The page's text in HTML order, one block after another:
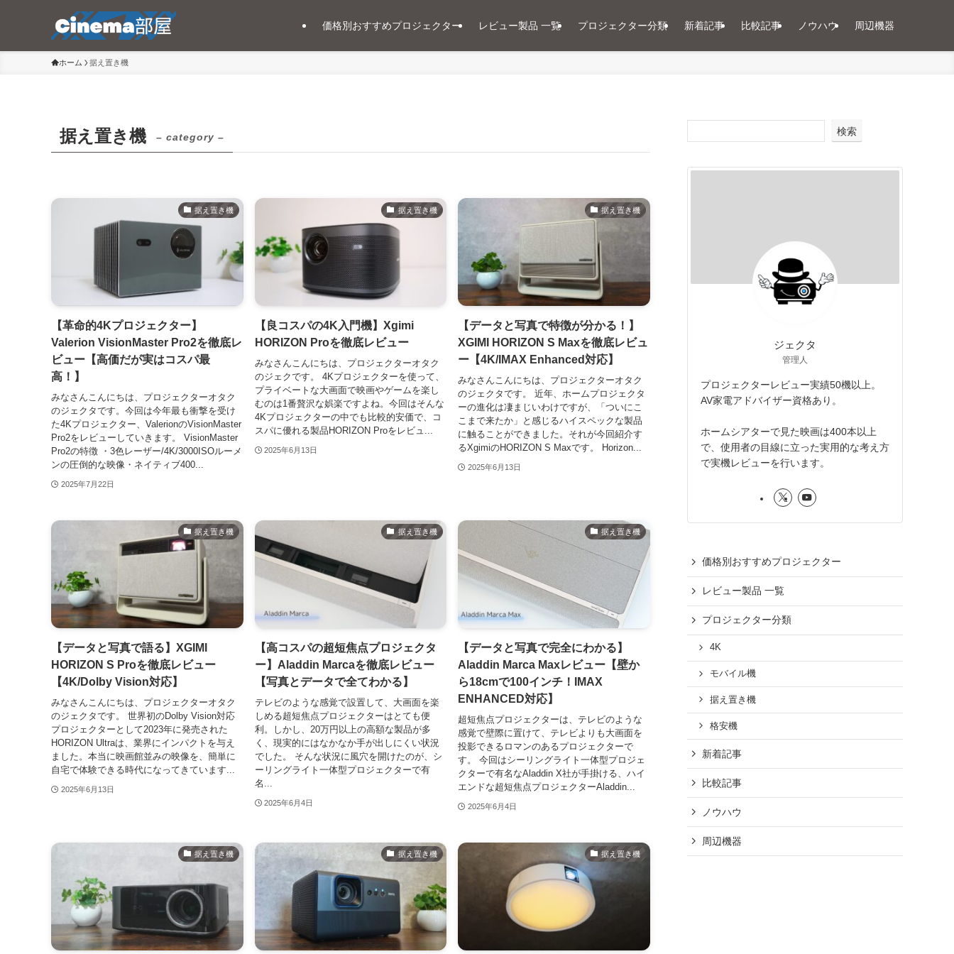
価格別おすすめプロジェクター レビュー製品 一覧 プロジェクター分類 新着記事 比較記事 ノウハウ 周辺機器
ホーム 据え置き機
据え置き機 – category –
据え置き機
【革命的4Kプロジェクター】
Valerion VisionMaster Pro2を徹底レ
ビュー【高価だが実はコスパ最
高！】
みなさんこんにちは、プロジェクターオタク
のジェクタです。今回は今年最も衝撃を受け
た4Kプロジェクター、ValerionのVisionMaster
Pro2をレビューしていきます。 VisionMaster
Pro2の特徴 ・3色レーザー/4K/3000ISOルーメ
ンの圧倒的な映像・ネイティブ400...
2025年7月22日
据え置き機
【良コスパの4K入門機】Xgimi
HORIZON Proを徹底レビュー
みなさんこんにちは、プロジェクターオタク
のジェクです。 4Kプロジェクターを使って、
プライベートな大画面で映画やゲームを楽し
むのは1番贅沢な娯楽ですよね。今回はそんな
4Kプロジェクターの中でも比較的安価で、コ
スパに優れる製品HORIZON Proをレビュ...
2025年6月13日
据え置き機
【データと写真で特徴が分かる！】
XGIMI HORIZON S Maxを徹底レビュ
ー【4K/IMAX Enhanced対応】
みなさんこんにちは、プロジェクターオタク
のジェクタです。 近年、ホームプロジェクタ
ーの進化は凄まじいわけですが、「ついにこ
こまで来たか」と感じるハイスペックな製品
に触ることができました。それが今回紹介す
るXgimiのHORIZON S Maxです。 Horizon...
2025年6月13日
据え置き機
【データと写真で語る】XGIMI
HORIZON S Proを徹底レビュー
【4K/Dolby Vision対応】
みなさんこんにちは、プロジェクターオタク
のジェクタです。 世界初のDolby Vision対応
プロジェクターとして2023年に発売された
HORIZON Ultraは、業界にインパクトを与え
ました。本当に映画館並みの映像を、簡単に
自宅で体験できる時代になってきています...
2025年6月13日
据え置き機
【高コスパの超短焦点プロジェクタ
ー】Aladdin Marcaを徹底レビュー
【写真とデータで全てわかる】
テレビのような感覚で設置して、大画面を楽
しめる超短焦点プロジェクターはとても便
利。しかし、20万円以上の高額な製品が多
く、現実的にはなかなか手が出しにくい状況
でした。 そんな状況に風穴を開けたのが、シ
ーリングライト一体型プロジェクターで有
名...
2025年6月4日
据え置き機
【データと写真で完全にわかる】
Aladdin Marca Maxレビュー【壁か
ら18cmで100インチ！IMAX
ENHANCED対応】
超短焦点プロジェクターは、テレビのような
感覚で壁際に置けて、テレビよりも大画面を
投影できるロマンのあるプロジェクターで
す。 今回はシーリングライト一体型プロジェ
クターで有名なAladdin X社が手掛ける、ハイ
エンドな超短焦点プロジェクターAladdin...
2025年6月4日
据え置き機 据え置き機 据え置き機
検索
ジェクタ
管理人
プロジェクターレビュー実績50機以上。
AV家電アドバイザー資格あり。
ホームシアターで見た映画は400本以上
で、使用者の目線に立った実用的な考え方
で実機レビューを行います。
価格別おすすめプロジェクター
レビュー製品 一覧
プロジェクター分類
4K
モバイル機
据え置き機
格安機
新着記事
比較記事
ノウハウ
周辺機器